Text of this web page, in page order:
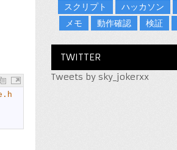
スクリプト
ハッカソン
メモ
動作確認 検証
TWITTER
Tweets by sky_jokerxx